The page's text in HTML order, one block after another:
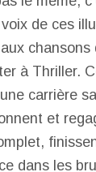
de ces
chansons
à Thriller.
carrière
et
dans les